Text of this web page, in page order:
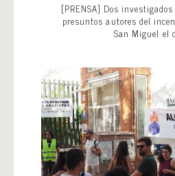
[PRENSA] Dos
presuntos autores del
San Miguel el